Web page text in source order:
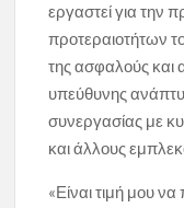
εργαστεί για την
προτεραιοτήτων
της ασφαλούς και
υπεύθυνης
συνεργασίας με
και άλλους
«Είναι τιμή μου